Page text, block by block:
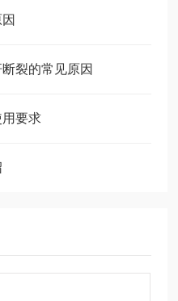
裂的常见原因
要求